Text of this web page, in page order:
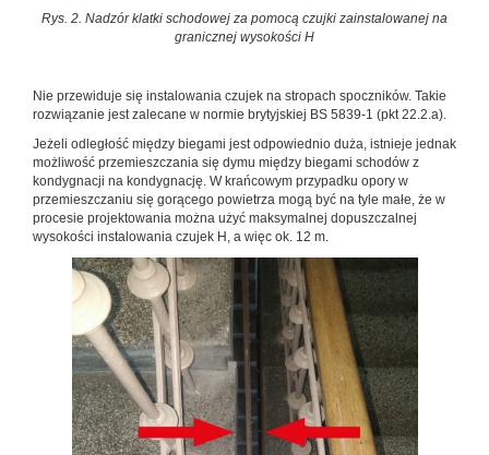
Rys. 2. Nadzór klatki schodowej za pomocą czujki zainstalowanej na
granicznej wysokości H
Nie przewiduje się instalowania czujek na stropach spoczników. Takie
rozwiązanie jest zalecane w normie brytyjskiej BS 5839-1 (pkt 22.2.a).
Jeżeli odległość między biegami jest odpowiednio duża, istnieje jednak
możliwość przemieszczania się dymu między biegami schodów z
kondygnacji na kondygnację. W krańcowym przypadku opory w
przemieszczaniu się gorącego powietrza mogą być na tyle małe, że w
procesie projektowania można użyć maksymalnej dopuszczalnej
wysokości instalowania czujek H, a więc ok. 12 m.